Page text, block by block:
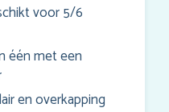
voor 5/6
één met een
en overkapping